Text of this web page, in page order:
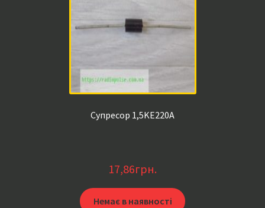
Супресор 1,5KE220A
17,86грн.
Немає в наявності